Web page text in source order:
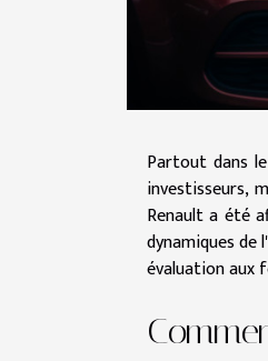
Partout dans
investisseurs,
Renault a été
dynamiques de
évaluation aux